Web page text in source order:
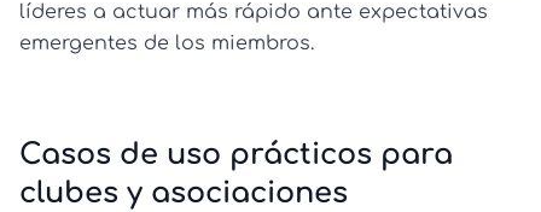
líderes a actuar más rápido ante expectativas
emergentes de los miembros.
Casos de uso prácticos para
clubes y asociaciones